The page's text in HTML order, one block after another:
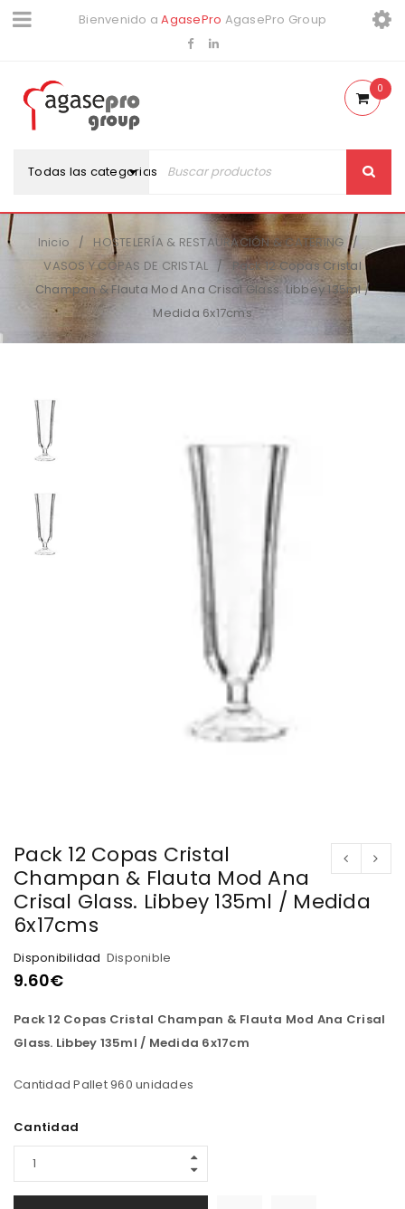
Bienvenido aAgasePro AgasePro Group
Todas las categorias
0
Inicio / HOSTELERÍA & RESTAURACIÓN & CATERING /
VASOS Y COPAS DE CRISTAL /
Pack 12 Copas Cristal
Champan & Flauta Mod Ana Crisal Glass. Libbey 135ml /
Medida 6x17cms
Pack 12 Copas Cristal
Champan & Flauta Mod Ana
Crisal Glass. Libbey 135ml / Medida
6x17cms
Disponibilidad Disponible
9.60€
Pack 12 Copas Cristal Champan & Flauta Mod Ana Crisal
Glass. Libbey 135ml / Medida 6x17cm
Cantidad Pallet 960 unidades
Cantidad